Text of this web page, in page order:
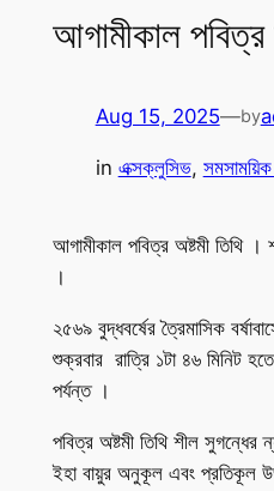
আগামীকাল পবিত্র
Aug 15, 2025—by
in এক্সক্লুসিভ, সমসাময়িক
আগামীকাল পবিত্র অষ্টমী তিথি
।
২৫৬৯ বুদ্ধবর্ষের ত্রৈমাসিক
শুক্রবার রাত্রি ১টা ৪৬ মিনিট
পর্যন্ত ।
পবিত্র অষ্টমী তিথি শীল
ইহা বায়ুর অনুকূল এবং প্রতিকূল